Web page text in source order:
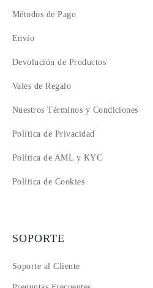
Métodos de Pago
Envío
Devolución de Productos
Vales de Regalo
Nuestros Términos y Condiciones
Política de Privacidad
Política de AML y KYC
Política de Cookies
SOPORTE
Soporte al Cliente